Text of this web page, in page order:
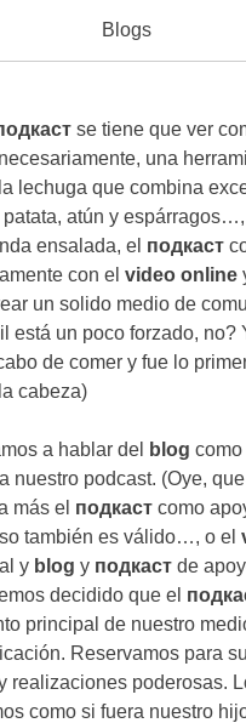
Blogs
se tiene que ver
necesariamente, una
lechuga que combina
patata,atún y espárragos…,
ensalada,el подкаст
con el video online
un solido medio de
está un poco forzado, no?
de comer y fue lo
cabeza)
a hablar del blog
nuestro podcast. (Oye,
más el подкаст como
también es válido…,o el
y blog y подкаст de
decidido que el
principal de nuestro
. Reservamos para
realizaciones poderosas.
como si fuera nuestro